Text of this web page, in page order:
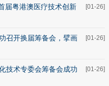
[01-26]
届粤港澳医疗技术创新
[01-26]
召开换届筹备会，擘画
[01-26]
技术专委会筹备会成功